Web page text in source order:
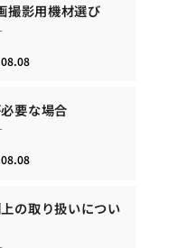
撮影用機材選び
要な場合
の取り扱いについ